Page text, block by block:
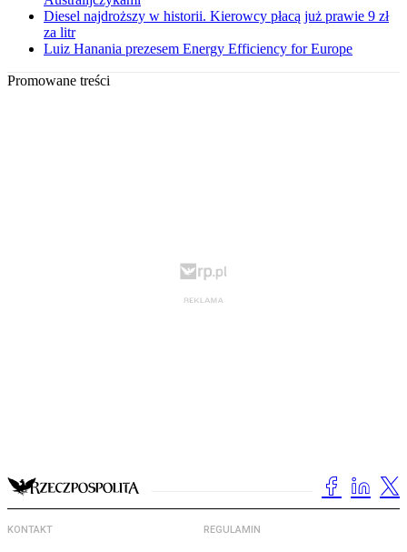
Diesel najdroższy w historii. Kierowcy płacą już prawie 9 zł
za litr
Luiz Hanania prezesem Energy Efficiency for Europe
Promowane treści
KONTAKT REGULAMIN